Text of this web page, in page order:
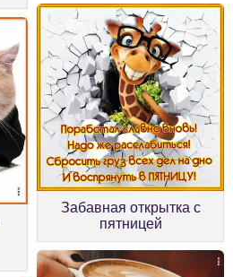
Забавная открытка с
пятницей